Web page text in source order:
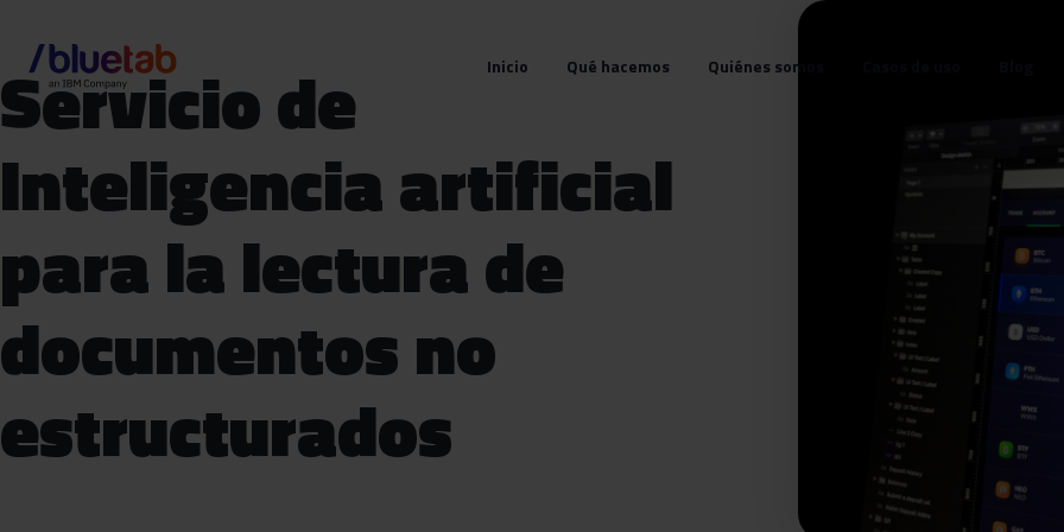
Inicio Qué hacemos Quiénes somos
Servicio de
Inteligencia artificial
para la lectura de
documentos no
estructurados